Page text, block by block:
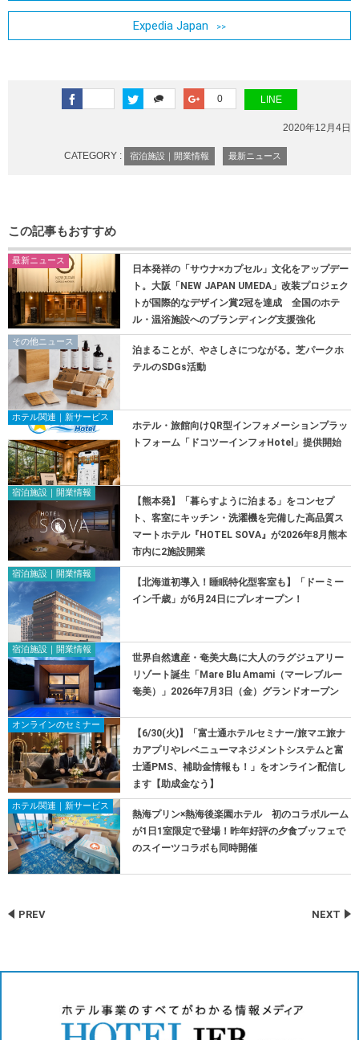
Expedia Japan
0 LINE
2020年12月4日
CATEGORY : 宿泊施設｜開業情報 最新ニュース
この記事もおすすめ
最新ニュース
日本発祥の「サウナ×カプセル」文化をアップデー
ト。大阪「NEW JAPAN UMEDA」改装プロジェク
トが国際的なデザイン賞2冠を達成 全国のホテ
ル・温浴施設へのブランディング支援強化
その他ニュース
泊まることが、やさしさにつながる。芝パークホ
テルのSDGs活動
ホテル関連｜新サービス
ホテル・旅館向けQR型インフォメーションプラッ
トフォーム「ドコツーインフォHotel」提供開始
宿泊施設｜開業情報
【熊本発】「暮らすように泊まる」をコンセプ
ト、客室にキッチン・洗濯機を完備した高品質ス
マートホテル『HOTEL SOVA』が2026年8月熊本
市内に2施設開業
宿泊施設｜開業情報
【北海道初導入！睡眠特化型客室も】「ドーミー
イン千歳」が6月24日にプレオープン！
宿泊施設｜開業情報
世界自然遺産・奄美大島に大人のラグジュアリー
リゾート誕生「Mare Blu Amami（マーレブルー
奄美）」2026年7月3日（金）グランドオープン
オンラインのセミナー
【6/30(火)】「富士通ホテルセミナー/旅マエ旅ナ
カアプリやレベニューマネジメントシステムと富
士通PMS、補助金情報も！」をオンライン配信し
ます【助成金なう】
ホテル関連｜新サービス
熱海プリン×熱海後楽園ホテル 初のコラボルーム
が1日1室限定で登場！昨年好評の夕食ブッフェで
のスイーツコラボも同時開催
PREV NEXT